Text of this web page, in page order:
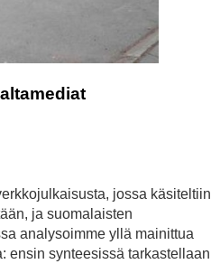
jossa käsiteltiin
ja suomalaisten
analysoimme yllä mainittua
ensin synteesissä tarkastellaan